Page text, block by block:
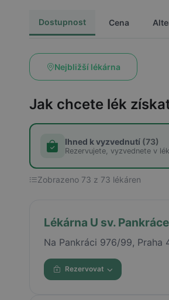
Dostupnost Cena
Nejbližší lékárna
Jak chcete lék
Ihned k vyzvednutí (73)
Rezervujete, vyzvednete v
Zobrazeno 73 z 73 lékáren
Lékárna U sv. Pankráce
Na Pankráci 976/99, Praha
Rezervovat